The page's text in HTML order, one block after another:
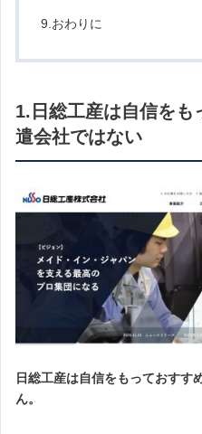
9.おわりに
1.日総工産は自信をも
遣会社ではない
日総工産は自信をもっておすす
ん。